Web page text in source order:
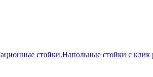
стойки.Напольные стойки с клик